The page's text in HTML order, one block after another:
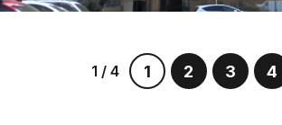
1 / 4 1 2 3 4